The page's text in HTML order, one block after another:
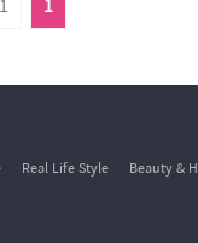
1
Real Life Style Beauty &